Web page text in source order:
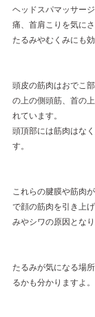
ヘッドスパマッサー
痛、首肩こりを気に
たるみやむくみにも効
頭皮の筋肉はおでこ
の上の側頭筋、首の
れています。
頭頂部には筋肉はな
す。
これらの腱膜や筋肉
で顔の筋肉を引き上
みやシワの原因となり
たるみが気になる場
るかも分かりますよ。